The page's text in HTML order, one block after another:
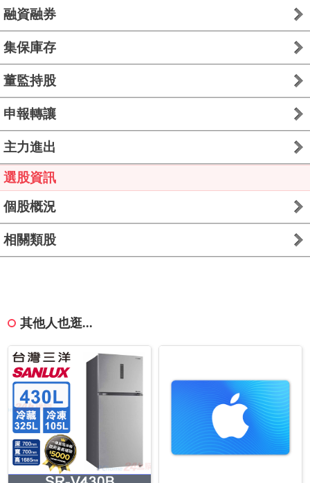
融資融券
集保庫存
董監持股
申報轉讓
主力進出
選股資訊
個股概況
相關類股
其他人也逛...